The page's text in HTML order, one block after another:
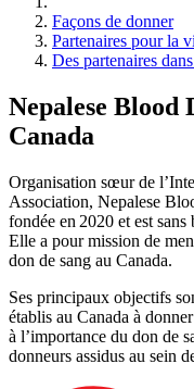
Façons de donner
Partenaires pour la
Des partenaires
Nepalese Blood
Canada
Organisation sœur de
Association, Nepalese
fondée en 2020 et est
Elle a pour mission de
don de sang au Canada.
Ses principaux objectifs
établis au Canada à
à l’importance du don de
donneurs assidus au sein